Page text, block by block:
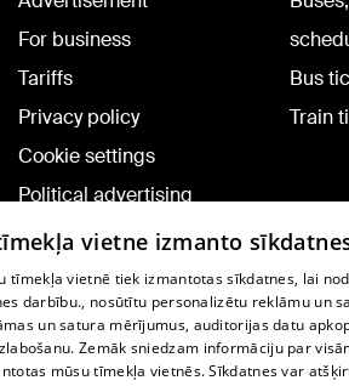
For business
Tariffs
Privacy policy
Cookie settings
Political advertising
Cookie policy
Commenting terms
Bus
Train
TV program
Contract rules
vietne izmanto
tīmekļa vietnē tiek izmantotas sīkdatnes, lai
darbību., nosūtītu personalizētu reklāmu un
un satura mērījumus, auditorijas datu
Zemāk sniedzam informāciju par
mūsu tīmekļa vietnēs. Sīkdatnes var